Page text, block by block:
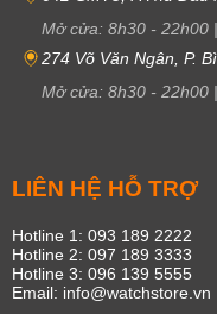
Mở cửa: 8h30 - 22h00 |
274 Võ Văn Ngân, P.
Mở cửa: 8h30 - 22h00 |
LIÊN HỆ HỖ TRỢ
Hotline 1: 093 189 2222
Hotline 2: 097 189 3333
Hotline 3: 096 139 5555
Email: info@watchstore.vn